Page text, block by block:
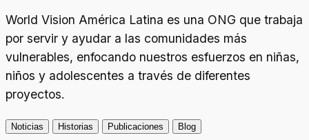
World Vision América Latina es una ONG que trabaja
por servir y ayudar a las comunidades más
vulnerables, enfocando nuestros esfuerzos en niñas,
niños y adolescentes a través de diferentes
proyectos.
Noticias Historias Publicaciones Blog